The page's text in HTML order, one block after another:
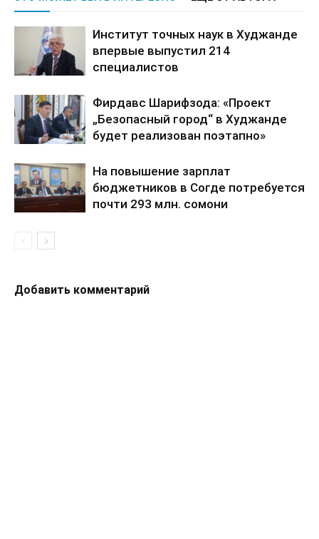
Институт точных наук в Худжанде
впервые выпустил 214
специалистов
Фирдавс Шарифзода: «Проект
„Безопасный город“ в Худжанде
будет реализован поэтапно»
На повышение зарплат
бюджетников в Согде потребуется
почти 293 млн. сомони
Добавить комментарий